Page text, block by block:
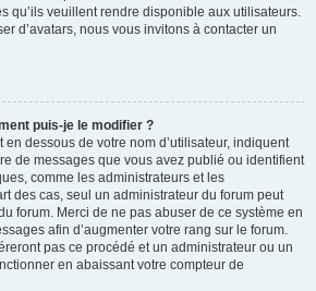
qu’ils veuillent rendre disponible aux utilisateurs.
d’avatars, nous vous invitons à contacter un
puis-je le modifier ?
dessous de votre nom d’utilisateur, indiquent
de messages que vous avez publié ou identifient
comme les administrateurs et les
des cas, seul un administrateur du forum peut
forum. Merci de ne pas abuser de ce système en
afin d’augmenter votre rang sur le forum.
pas ce procédé et un administrateur ou un
en abaissant votre compteur de